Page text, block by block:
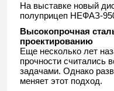
На выставке новый
полуприцеп НЕФАЗ-
Высокопрочная
проектированию
Еще несколько лет
прочности считались
задачами. Однако
меняет этот подход.